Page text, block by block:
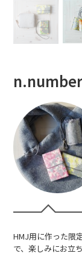
HMJ用に作った限
で、楽しみにお立